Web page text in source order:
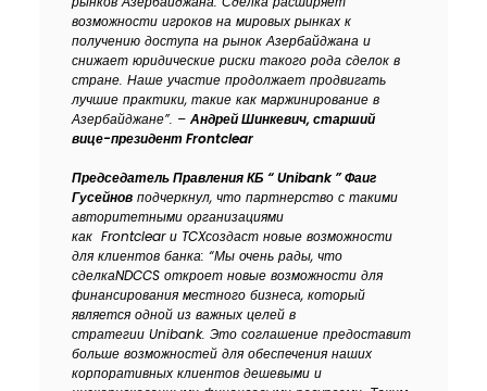
Связь с банком
F.A.Q
возможности игроков на мировых рынках к
получению доступа на рынок Азербайджана и
снижает юридические риски такого рода сделок в
стране. Наше участие продолжает продвигать
лучшие практики, такие как маржинирование в
Азербайджане”. – Андрей Шинкевич, старший
вице-президентFrontclear
Председатель Правления КБ “Unibank” Фаиг
Гусейнов подчеркнул, что партнерство с такими
авторитетными организациями
как Frontclearи TCXсоздаст новые возможности
для клиентов банка: “Мы очень рады, что
сделкаNDCCS откроет новые возможности для
финансирования местного бизнеса, который
является одной из важных целей в
стратегии Unibank. Это соглашение предоставит
больше возможностей для обеспечения наших
корпоративных клиентов дешевыми и